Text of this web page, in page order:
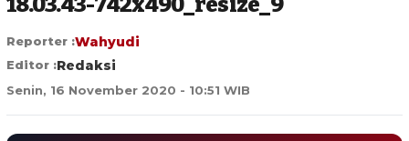
Reporter :Wahyudi
Editor :Redaksi
Senin, 16 November 2020 - 10:51 WIB